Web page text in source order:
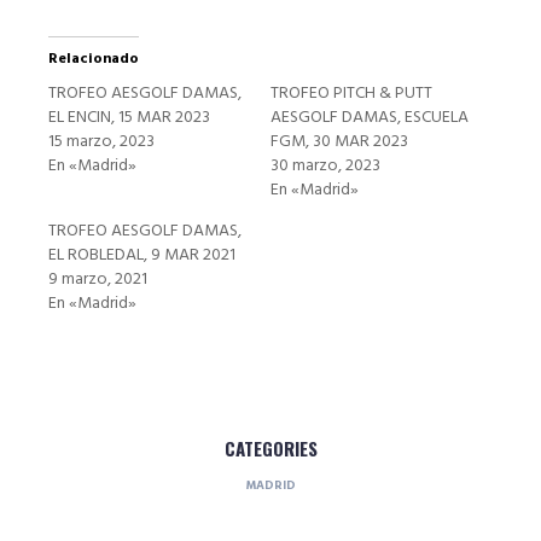
Relacionado
TROFEO AESGOLF DAMAS,
EL ENCIN, 15 MAR 2023
15 marzo, 2023
En «Madrid»
TROFEO PITCH & PUTT
AESGOLF DAMAS, ESCUELA
FGM, 30 MAR 2023
30 marzo, 2023
En «Madrid»
TROFEO AESGOLF DAMAS,
EL ROBLEDAL, 9 MAR 2021
9 marzo, 2021
En «Madrid»
CATEGORIES
MADRID